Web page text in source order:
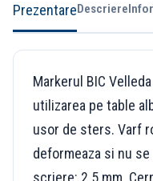
PrezentareDescriere
Markerul BIC
utilizarea pe table
usor de sters. Varf
deformeaza si nu
scriere: 2.5 mm.